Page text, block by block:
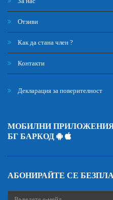
Отзиви
Как да стана член ?
Контакти
Декларация за поверителност
МОБИЛНИ
БГ БАРКОД
АБОНИРАЙТЕ СЕ